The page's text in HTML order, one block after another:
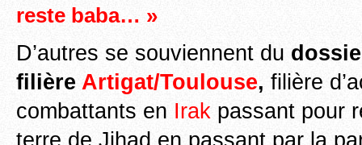
reste baba… »
D’autres se souviennent du
filière Artigat/Toulouse, filière
combattants en Irak passant pour
terre de Jihad en passant par la